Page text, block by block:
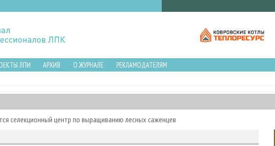
ЛПИ АРХИВ О ЖУРНАЛЕ
РЕКЛАМОДАТЕЛЯМ
селекционный центр по выращиванию лесных саженцев